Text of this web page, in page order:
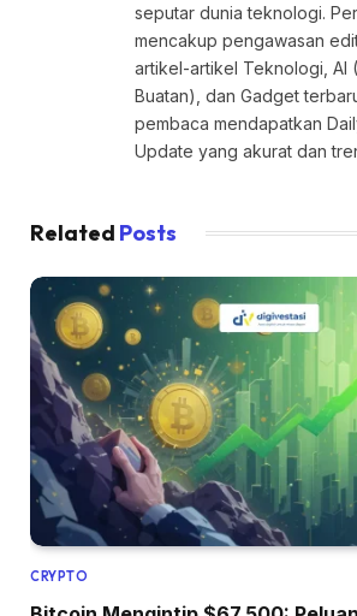
seputar dunia teknologi.
mencakup pengawasan
artikel-artikel Teknologi, AI
Buatan), dan Gadget
pembaca mendapatkan
Update yang akurat dan
Related Posts
CRYPTO